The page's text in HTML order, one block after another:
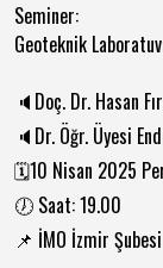
Seminer:
Geoteknik
🔈Doç. Dr. Hasan
🔈Dr. Öğr. Üyesi
🗓️10 Nisan 2025
🕖 Saat: 19.00
📌 İMO İzmir Şubesi